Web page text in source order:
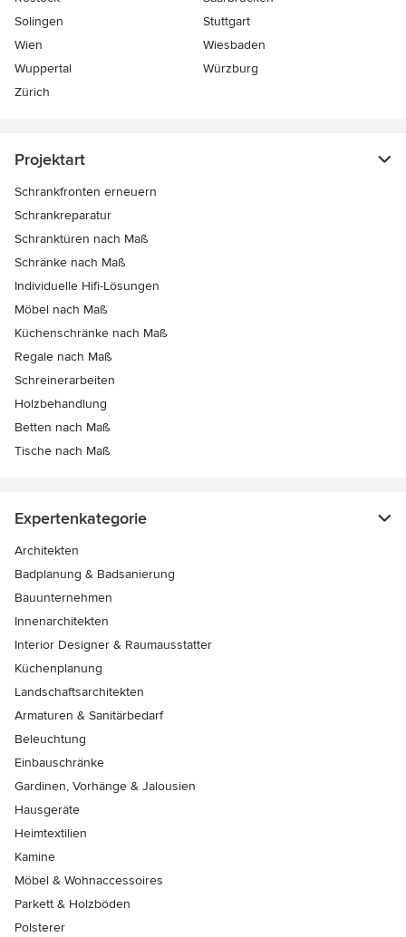
Solingen
Stuttgart
Wien
Wiesbaden
Wuppertal
Würzburg
Zürich
Projektart
Schrankfronten erneuern
Schrankreparatur
Schranktüren nach Maß
Schränke nach Maß
Individuelle Hifi-Lösungen
Möbel nach Maß
Küchenschränke nach Maß
Regale nach Maß
Schreinerarbeiten
Holzbehandlung
Betten nach Maß
Tische nach Maß
Expertenkategorie
Architekten
Badplanung & Badsanierung
Bauunternehmen
Innenarchitekten
Interior Designer & Raumausstatter
Küchenplanung
Landschaftsarchitekten
Armaturen & Sanitärbedarf
Beleuchtung
Einbauschränke
Gardinen, Vorhänge & Jalousien
Hausgeräte
Heimtextilien
Kamine
Möbel & Wohnaccessoires
Parkett & Holzböden
Polsterer